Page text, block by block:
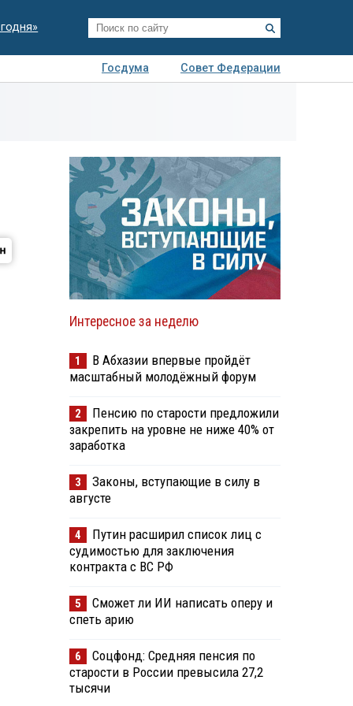
Госдума
Совет Федерации
Интересное за неделю
1
В Абхазии впервые пройдёт
масштабный молодёжный форум
2
Пенсию по старости предложили
закрепить на уровне не ниже 40% от
заработка
3
Законы, вступающие в силу в
августе
4
Путин расширил список лиц с
судимостью для заключения
контракта с ВС РФ
5
Сможет ли ИИ написать оперу и
спеть арию
6
Соцфонд: Средняя пенсия по
старости в России превысила 27,2
тысячи